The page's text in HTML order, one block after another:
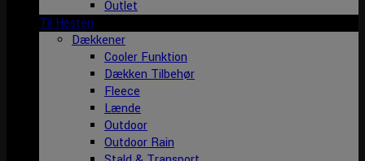
Outlet
Til Hesten
Dækkener
Cooler Funktion
Dækken Tilbehør
Fleece
Lænde
Outdoor
Outdoor Rain